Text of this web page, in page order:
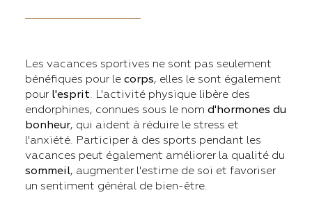
Les vacances sportives ne sont pas seulement
bénéfiques pour le corps, elles le sont également
pour l'esprit. L'activité physique libère des
endorphines, connues sous le nom d'hormones du
bonheur, qui aident à réduire le stress et
l'anxiété. Participer à des sports pendant les
vacances peut également améliorer la qualité du
sommeil, augmenter l'estime de soi et favoriser
un sentiment général de bien-être.